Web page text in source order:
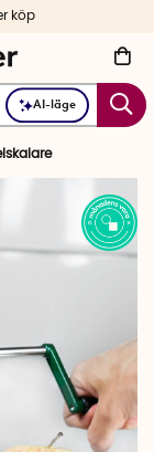
AI-läge
köp